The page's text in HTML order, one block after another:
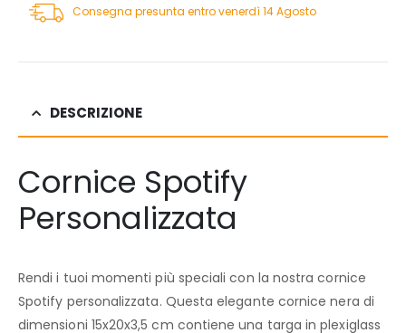
Consegna presunta entro venerdì 14 Agosto
DESCRIZIONE
Cornice Spotify
Personalizzata
Rendi i tuoi momenti più speciali con la nostracornice
Spotify personalizzata. Questa elegante cornice nera di
dimensioni 15x20x3,5 cm contiene una targa in plexiglass